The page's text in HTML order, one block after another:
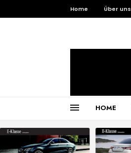
Home Über uns
HOME